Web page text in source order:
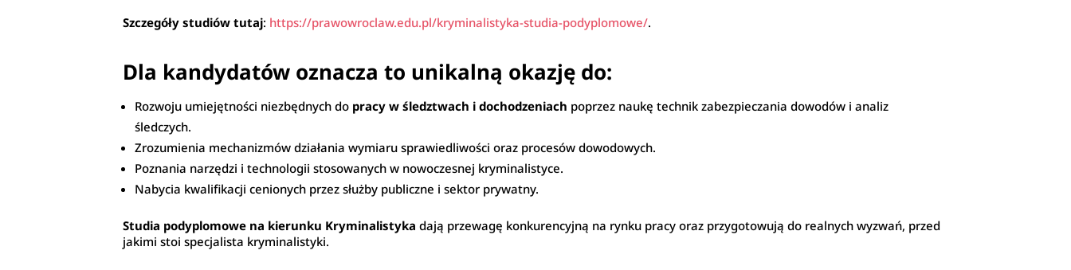
Szczegóły studiów tutaj: https://prawowroclaw.edu.pl/kryminalistyka-studia-podyplomowe/.
Dla kandydatów oznacza to unikalną okazję do:
Rozwoju umiejętności niezbędnych do pracy w śledztwach i dochodzeniach poprzez naukę technik zabezpieczania dowodów i analiz
śledczych.
Zrozumienia mechanizmów działania wymiaru sprawiedliwości oraz procesów dowodowych.
Poznania narzędzi i technologii stosowanych w nowoczesnej kryminalistyce.
Nabycia kwalifikacji cenionych przez służby publiczne i sektor prywatny.
Studia podyplomowe na kierunku Kryminalistyka dają przewagę konkurencyjną na rynku pracy oraz przygotowują do realnych wyzwań, przed
jakimi stoi specjalista kryminalistyki.